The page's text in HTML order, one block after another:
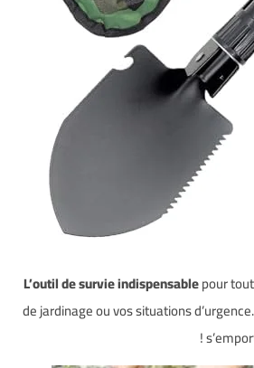
L’outil de survie indispensablepour
de jardinage ou vos situations